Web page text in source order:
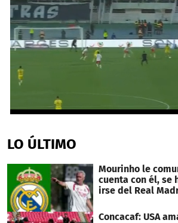
of
52
LO ÚLTIMO
Mourinho le
cuenta con él, se
irse del Real
Concacaf: USA